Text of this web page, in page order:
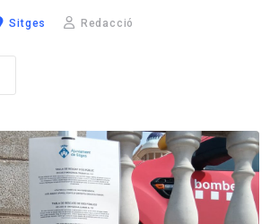
Sitges Redacció